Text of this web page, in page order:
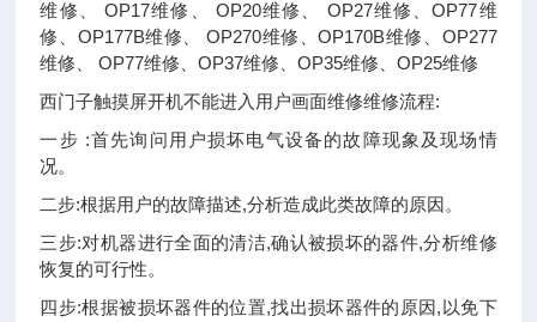
维修、 OP17维修、 OP20维修、 OP27维修、OP77维
修、OP177B维修、 OP270维修、OP170B维修、OP277
维修、 OP77维修、OP37维修、OP35维修、OP25维修
西门子触摸屏开机不能进入用户画面维修维修流程:
一步 :首先询问用户损坏电气设备的故障现象及现场情
况。
二步:根据用户的故障描述,分析造成此类故障的原因。
三步:对机器进行全面的清洁,确认被损坏的器件,分析维修
恢复的可行性。
四步:根据被损坏器件的位置,找出损坏器件的原因,以免下